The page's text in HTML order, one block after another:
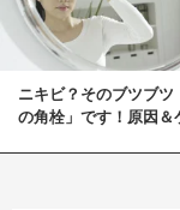
ニキビ？そのブツブツ
の角栓」です！原因＆